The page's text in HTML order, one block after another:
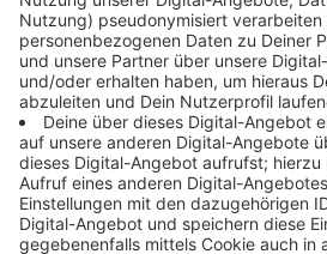
Die Straßenverkehrsbehörde
kostenlos befristete
gebührenfreien Parken auf dem
Aus Sicht der Verwaltung müssen
Parkmöglichkeiten für diese
Verfügung stehen. Gleichzeitig
Anwohnerinnen und Anwohnern,
Parkplatz finden, eine geeignete